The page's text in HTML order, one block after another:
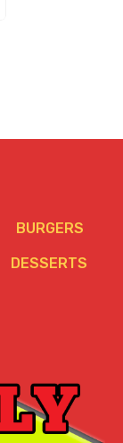
BURGERS
DESSERTS